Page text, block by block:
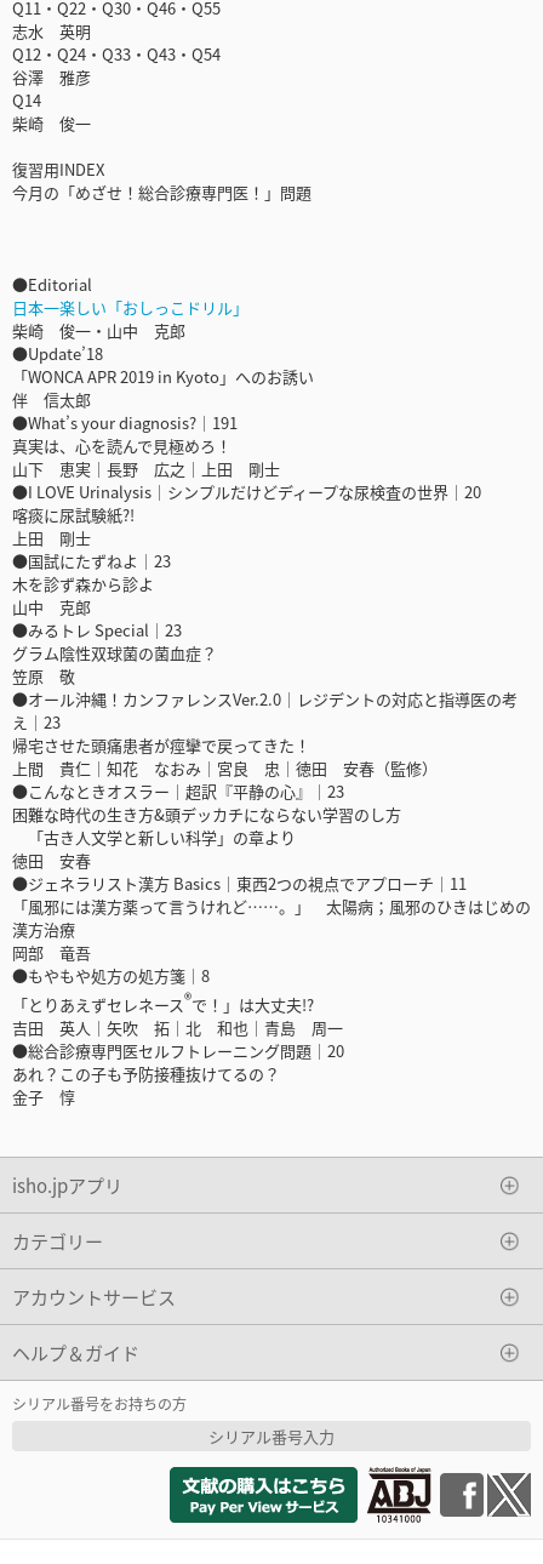
Q11・Q22・Q30・Q46・Q55
志水 英明
Q12・Q24・Q33・Q43・Q54
谷澤 雅彦
Q14
柴崎 俊一
復習用INDEX
今月の「めざせ！総合診療専門医！」問題
●Editorial
日本一楽しい「おしっこドリル」
柴崎 俊一・山中 克郎
●Update’18
「WONCA APR 2019 in Kyoto」へのお誘い
伴 信太郎
●What’s your diagnosis?｜191
真実は、心を読んで見極めろ！
山下 恵実｜長野 広之｜上田 剛士
●I LOVE Urinalysis｜シンプルだけどディープな尿検査の世界｜20
喀痰に尿試験紙?!
上田 剛士
●国試にたずねよ｜23
木を診ず森から診よ
山中 克郎
●みるトレ Special｜23
グラム陰性双球菌の菌血症？
笠原 敬
●オール沖縄！カンファレンスVer.2.0｜レジデントの対応と指導医の考
え｜23
帰宅させた頭痛患者が痙攣で戻ってきた！
上間 貴仁｜知花 なおみ｜宮良 忠｜徳田 安春（監修）
●こんなときオスラー｜超訳『平静の心』｜23
困難な時代の生き方&頭デッカチにならない学習のし方
「古き人文学と新しい科学」の章より
徳田 安春
●ジェネラリスト漢方 Basics｜東西2つの視点でアプローチ｜11
「風邪には漢方薬って言うけれど……。」 太陽病；風邪のひきはじめの
漢方治療
岡部 竜吾
●もやもや処方の処方箋｜8
「とりあえずセレネース®で！」は大丈夫!?
吉田 英人｜矢吹 拓｜北 和也｜青島 周一
●総合診療専門医セルフトレーニング問題｜20
あれ？この子も予防接種抜けてるの？
金子 惇
isho.jpアプリ
カテゴリー
アカウントサービス
ヘルプ＆ガイド
シリアル番号をお持ちの方
シリアル番号入力